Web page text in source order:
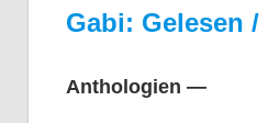
Gabi: Gelesen
Anthologien —